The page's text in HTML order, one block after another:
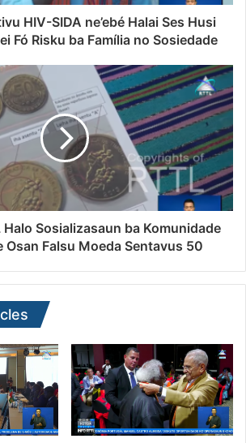
HIV-SIDA ne’ebé Halai Ses Husi
Fó Risku ba Família no Sosiedade
Halo Sosializasaun ba Komunidade
Osan Falsu Moeda Sentavus 50